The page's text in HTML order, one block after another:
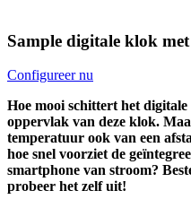
Sample digitale klok
Configureer nu
Hoe mooi schittert het
oppervlak van deze klok.
temperatuur ook van een
hoe snel voorziet de
smartphone van stroom?
probeer het zelf uit!